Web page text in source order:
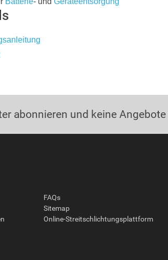
abonnieren und keine Angebote
FAQs
Sitemap
Online-Streitschlichtungsplattform